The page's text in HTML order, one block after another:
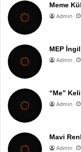
Meme
Admin
MEP
Admin
“Me”
Admin
Mavi
Admin